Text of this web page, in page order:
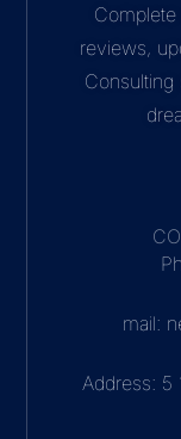
reviews,
mail:
Address: 5